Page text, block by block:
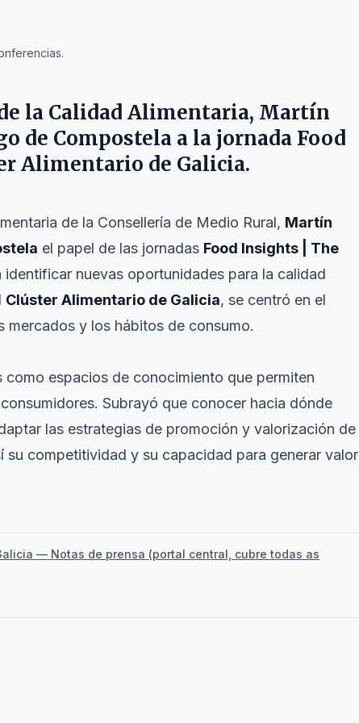
la Calidad Alimentaria, Martín
de Compostela a la jornada Food
Alimentario de Galicia.
de la Consellería de Medio Rural, Martín
el papel de las jornadas Food Insights | The
nuevas oportunidades para la calidad
Clúster Alimentario de Galicia, se centró en el
mercados y los hábitos de consumo.
espacios de conocimiento que permiten
Subrayó que conocer hacia dónde
las estrategias de promoción y valorización de
competitividad y su capacidad para generar valor
— Notas de prensa (portal central, cubre todas as